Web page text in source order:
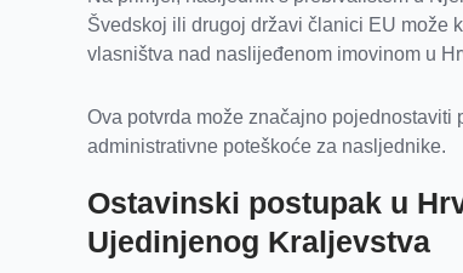
Švedskoj ili drugoj državi članici EU može
vlasništva nad naslijeđenom imovinom u
Ova potvrda može značajno
administrativne poteškoće za nasljednike.
Ostavinski postupak u
Ujedinjenog Kraljevstva